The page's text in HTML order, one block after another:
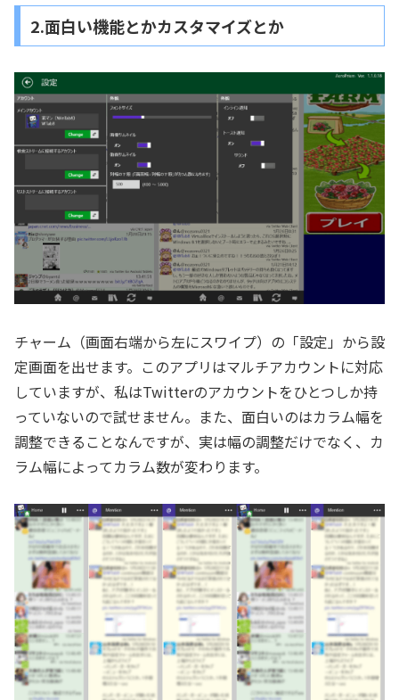
2.面白い機能とかカスタマイズとか
チャーム（画面右端から左にスワイプ）の「設定」から設
定画面を出せます。このアプリはマルチアカウントに対応
していますが、私はTwitterのアカウントをひとつしか持
っていないので試せません。また、面白いのはカラム幅を
調整できることなんですが、実は幅の調整だけでなく、カ
ラム幅によってカラム数が変わります。